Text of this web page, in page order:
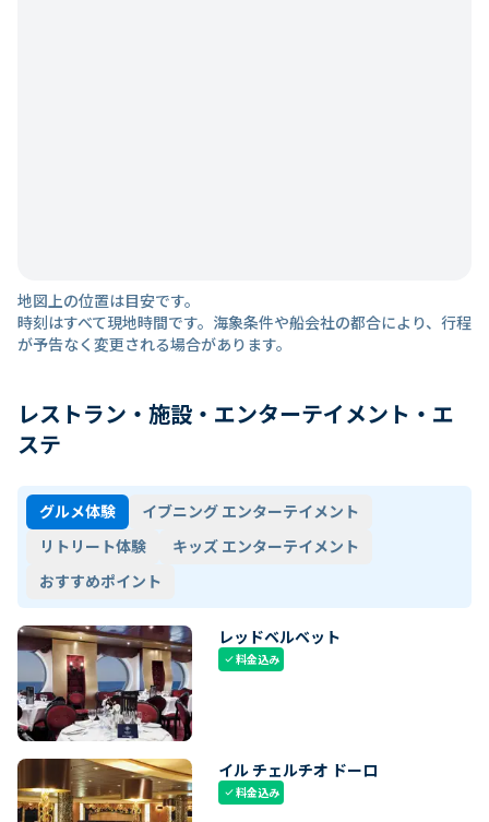
地図上の位置は目安です。
時刻はすべて現地時間です。海象条件や船会社の都合により、行程
が予告なく変更される場合があります。
レストラン・施設・エンターテイメント・エ
ステ
グルメ体験
イブニング エンターテイメント
リトリート体験
キッズ エンターテイメント
おすすめポイント
レッドベルベット
check料金込み
イル チェルチオ ドーロ
check料金込み